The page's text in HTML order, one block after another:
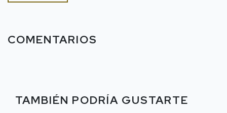
COMENTARIOS
TAMBIÉN PODRÍA GUSTARTE